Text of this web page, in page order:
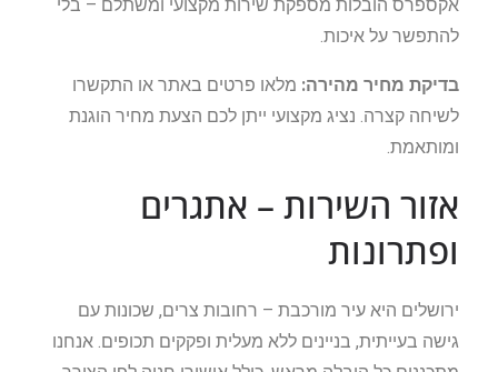
אקספרס הובלות מספקת שירות מקצועי ומשתלם – בלי
להתפשר על איכות.
בדיקת מחיר מהירה: מלאו פרטים באתר או התקשרו
לשיחה קצרה. נציג מקצועי ייתן לכם הצעת מחיר הוגנת
ומותאמת.
אזור השירות – אתגרים
ופתרונות
ירושלים היא עיר מורכבת – רחובות צרים, שכונות עם
גישה בעייתית, בניינים ללא מעלית ופקקים תכופים. אנחנו